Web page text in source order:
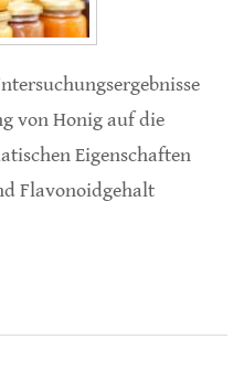
von Honig auf die
Eigenschaften
Flavonoidgehalt